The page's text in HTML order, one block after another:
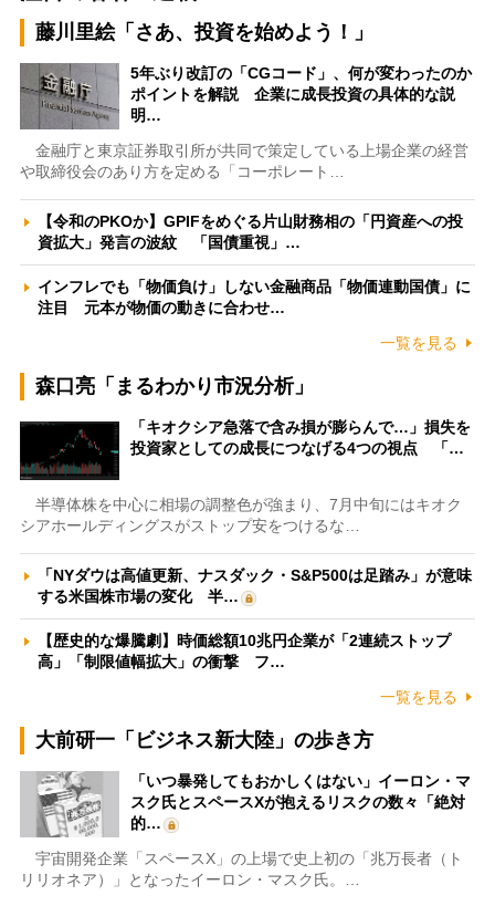
藤川里絵「さあ、投資を始めよう！」
5年ぶり改訂の「CGコード」、何が変わったのか
ポイントを解説 企業に成長投資の具体的な説
明…
金融庁と東京証券取引所が共同で策定している上場企業の経営
や取締役会のあり方を定める「コーポレート…
【令和のPKOか】GPIFをめぐる片山財務相の「円資産への投
資拡大」発言の波紋 「国債重視」…
インフレでも「物価負け」しない金融商品「物価連動国債」に
注目 元本が物価の動きに合わせ…
一覧を見る
森口亮「まるわかり市況分析」
「キオクシア急落で含み損が膨らんで…」損失を
投資家としての成長につなげる4つの視点 「…
半導体株を中心に相場の調整色が強まり、7月中旬にはキオク
シアホールディングスがストップ安をつけるな…
「NYダウは高値更新、ナスダック・S&P500は足踏み」が意味
する米国株市場の変化 半…
【歴史的な爆騰劇】時価総額10兆円企業が「2連続ストップ
高」「制限値幅拡大」の衝撃 フ…
一覧を見る
大前研一「ビジネス新大陸」の歩き方
「いつ暴発してもおかしくはない」イーロン・マ
スク氏とスペースXが抱えるリスクの数々「絶対
的…
宇宙開発企業「スペースX」の上場で史上初の「兆万長者（ト
リリオネア）」となったイーロン・マスク氏。…